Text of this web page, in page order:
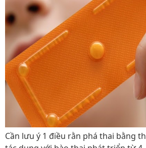
Cần lưu ý 1 điều rằn phá thai bằng